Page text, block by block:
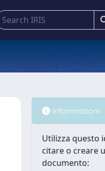
Informazioni
Utilizza questo
citare o creare
documento: